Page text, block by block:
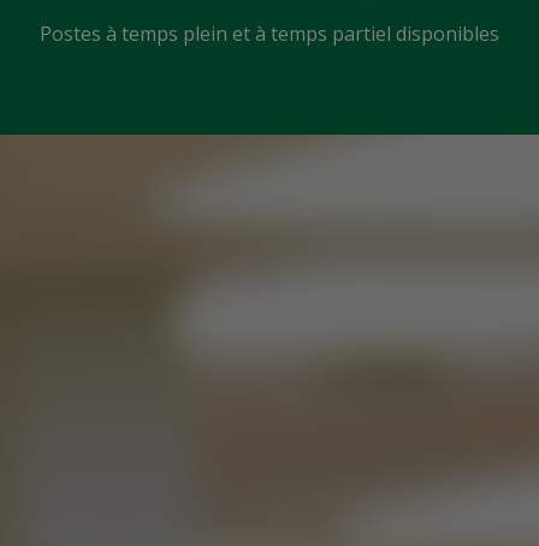
Postes à temps plein et à temps partiel disponibles